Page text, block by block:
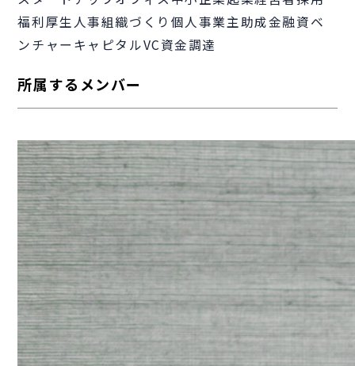
福利厚生人事組織づくり 個人事業主助成金融資ベ
ンチャーキャピタルVC資金調達
所属するメンバー